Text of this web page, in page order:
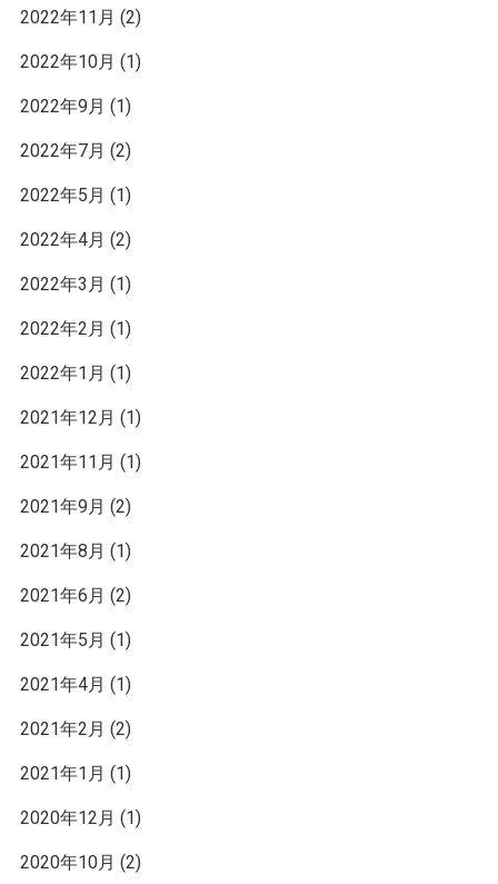
2022年11月 (2)
2022年10月 (1)
2022年9月 (1)
2022年7月 (2)
2022年5月 (1)
2022年4月 (2)
2022年3月 (1)
2022年2月 (1)
2022年1月 (1)
2021年12月 (1)
2021年11月 (1)
2021年9月 (2)
2021年8月 (1)
2021年6月 (2)
2021年5月 (1)
2021年4月 (1)
2021年2月 (2)
2021年1月 (1)
2020年12月 (1)
2020年10月 (2)